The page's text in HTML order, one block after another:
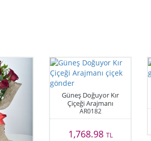
Güneş Doğuyor Kır
Çiçeği Arajmanı
AR0182
1,768.98 TL